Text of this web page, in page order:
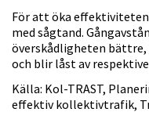
För att öka
med sågtand.
överskådligheten
och blir låst av
Källa: Kol-TRAST,
effektiv kollektivtrafik,